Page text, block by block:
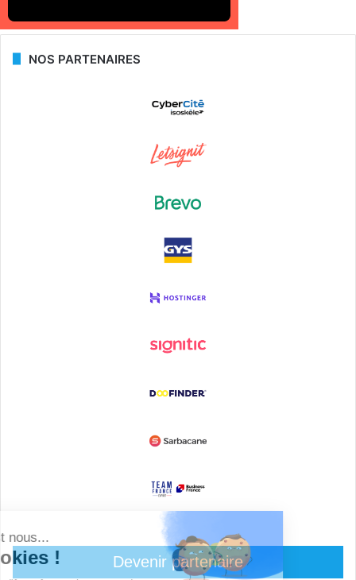
NOS PARTENAIRES
Devenir partenaire